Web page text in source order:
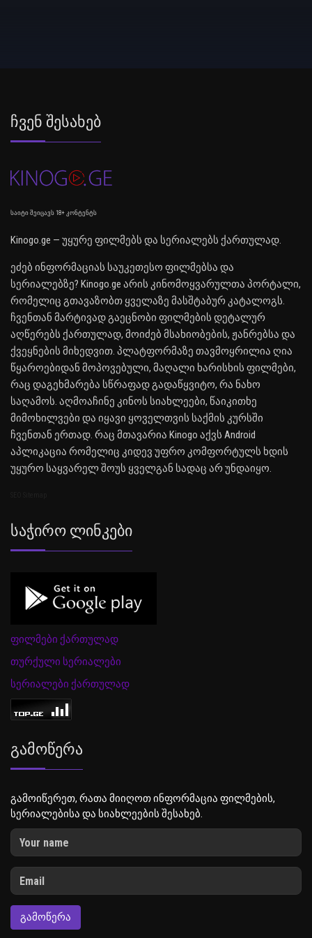
Ჩვენ Შესახებ
საიტი შეიცავს 18+ კონტენტს
Kinogo.ge — უყურე ფილმებს და სერიალებს ქართულად.
ეძებ ინფორმაციას საუკეთესო ფილმებსა და
სერიალებზე? Kinogo.ge არის კინომოყვარულთა პორტალი,
რომელიც გთავაზობთ ყველაზე მასშტაბურ კატალოგს.
ჩვენთან მარტივად გაეცნობი ფილმების დეტალურ
აღწერებს ქართულად, მოიძებ მსახიობების, ჟანრებსა და
ქვეყნების მიხედვით. პლატფორმაზე თავმოყრილია ღია
წყაროებიდან მოპოვებული, მაღალი ხარისხის ფილმები,
რაც დაგეხმარება სწრაფად გადაწყვიტო, რა ნახო
საღამოს. აღმოაჩინე კინოს სიახლეები, წაიკითხე
მიმოხილვები და იყავი ყოველთვის საქმის კურსში
ჩვენთან ერთად. რაც მთავარია Kinogo აქვს Android
აპლიკაცია რომელიც კიდევ უფრო კომფორტულს ხდის
უყურო საყვარელ შოუს ყველგან სადაც არ უნდაიყო.
Საჭირო Ლინკები
ფილმები ქართულად
თურქული სერიალები
სერიალები ქართულად
Გამოწერა
გამოიწერეთ, რათა მიიღოთ ინფორმაცია ფილმების,
სერიალებისა და სიახლეების შესახებ.
ᲒᲐᲛᲝᲬᲔᲠᲐ